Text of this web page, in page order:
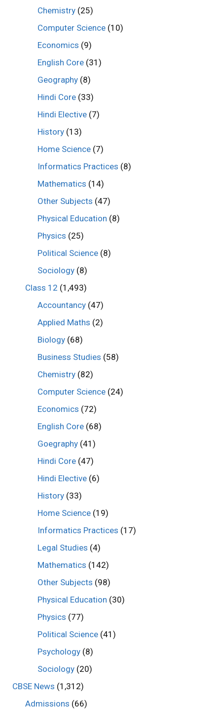
Chemistry (25)
Computer Science (10)
Economics (9)
English Core (31)
Geography (8)
Hindi Core (33)
Hindi Elective (7)
History (13)
Home Science (7)
Informatics Practices (8)
Mathematics (14)
Other Subjects (47)
Physical Education (8)
Physics (25)
Political Science (8)
Sociology (8)
Class 12 (1,493)
Accountancy (47)
Applied Maths (2)
Biology (68)
Business Studies (58)
Chemistry (82)
Computer Science (24)
Economics (72)
English Core (68)
Goegraphy (41)
Hindi Core (47)
Hindi Elective (6)
History (33)
Home Science (19)
Informatics Practices (17)
Legal Studies (4)
Mathematics (142)
Other Subjects (98)
Physical Education (30)
Physics (77)
Political Science (41)
Psychology (8)
Sociology (20)
CBSE News (1,312)
Admissions (66)